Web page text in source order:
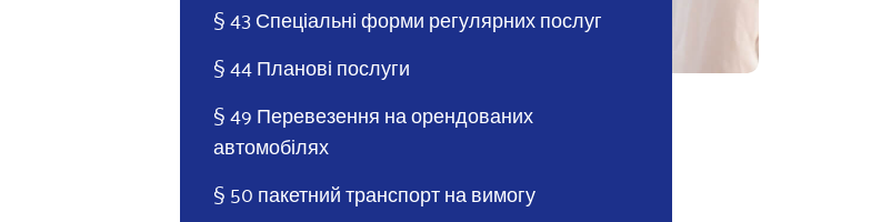
§ 43 Спеціальні форми регулярних послуг
§ 44 Планові послуги
§ 49 Перевезення на орендованих
автомобілях
§ 50 пакетний транспорт на вимогу